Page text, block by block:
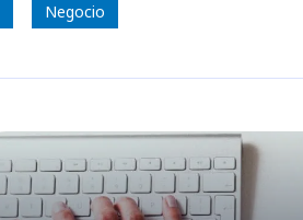
Negocio